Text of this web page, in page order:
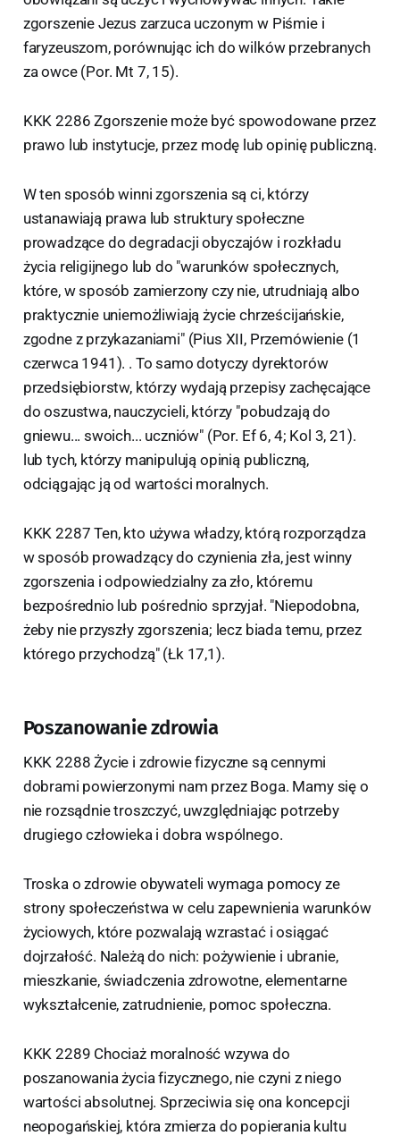
zgorszenie Jezus zarzuca uczonym w Piśmie i
faryzeuszom, porównując ich do wilków przebranych
za owce (Por. Mt 7, 15).
KKK 2286 Zgorszenie może być spowodowane przez
prawo lub instytucje, przez modę lub opinię publiczną.
W ten sposób winni zgorszenia są ci, którzy
ustanawiają prawa lub struktury społeczne
prowadzące do degradacji obyczajów i rozkładu
życia religijnego lub do "warunków społecznych,
które, w sposób zamierzony czy nie, utrudniają albo
praktycznie uniemożliwiają życie chrześcijańskie,
zgodne z przykazaniami" (Pius XII, Przemówienie (1
czerwca 1941). . To samo dotyczy dyrektorów
przedsiębiorstw, którzy wydają przepisy zachęcające
do oszustwa, nauczycieli, którzy "pobudzają do
gniewu... swoich... uczniów" (Por. Ef 6, 4; Kol 3, 21).
lub tych, którzy manipulują opinią publiczną,
odciągając ją od wartości moralnych.
KKK 2287 Ten, kto używa władzy, którą rozporządza
w sposób prowadzący do czynienia zła, jest winny
zgorszenia i odpowiedzialny za zło, któremu
bezpośrednio lub pośrednio sprzyjał. "Niepodobna,
żeby nie przyszły zgorszenia; lecz biada temu, przez
którego przychodzą" (Łk 17,1).
Poszanowanie zdrowia
KKK 2288 Życie i zdrowie fizyczne są cennymi
dobrami powierzonymi nam przez Boga. Mamy się o
nie rozsądnie troszczyć, uwzględniając potrzeby
drugiego człowieka i dobra wspólnego.
Troska o zdrowie obywateli wymaga pomocy ze
strony społeczeństwa w celu zapewnienia warunków
życiowych, które pozwalają wzrastać i osiągać
dojrzałość. Należą do nich: pożywienie i ubranie,
mieszkanie, świadczenia zdrowotne, elementarne
wykształcenie, zatrudnienie, pomoc społeczna.
KKK 2289 Chociaż moralność wzywa do
poszanowania życia fizycznego, nie czyni z niego
wartości absolutnej. Sprzeciwia się ona koncepcji
neopogańskiej, która zmierza do popierania kultu